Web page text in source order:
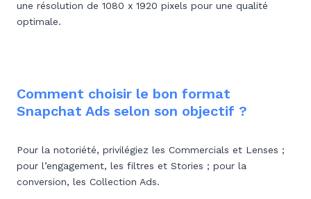
une résolution de 1080 x 1920 pixels pour une qualité
optimale.
Comment choisir le bon format
Snapchat Ads selon son objectif ?
Pour la notoriété, privilégiez les Commercials et Lenses ;
pour l’engagement, les filtres et Stories ; pour la
conversion, les Collection Ads.